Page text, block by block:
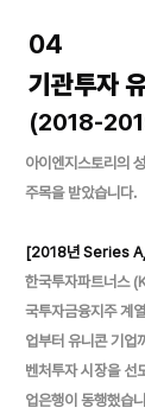
04
기관투자
(2018-
아이엔지스토리의
주목을 받았습니다.
[2018년 Series
한국투자파트너
국투자금융지주 계
업부터 유니콘 기업
벤처투자 시장을 선
업은행이 동행했습